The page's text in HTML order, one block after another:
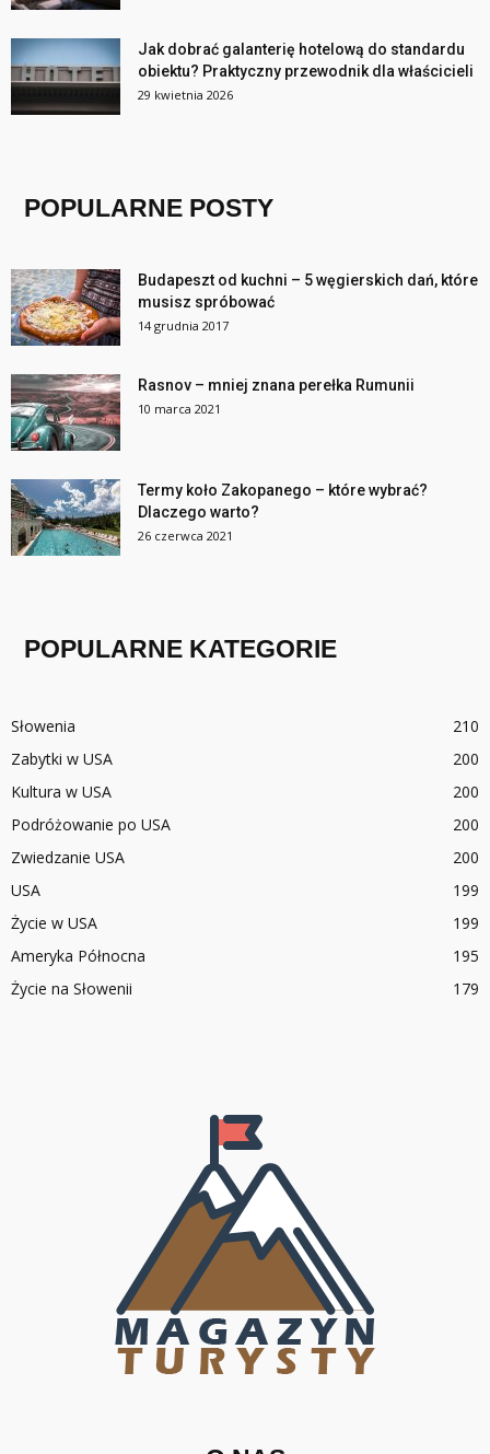
Jak dobrać galanterię hotelową do standardu
obiektu? Praktyczny przewodnik dla właścicieli
29 kwietnia 2026
POPULARNE POSTY
Budapeszt od kuchni – 5 węgierskich dań, które
musisz spróbować
14 grudnia 2017
Rasnov – mniej znana perełka Rumunii
10 marca 2021
Termy koło Zakopanego – które wybrać?
Dlaczego warto?
26 czerwca 2021
POPULARNE KATEGORIE
Słowenia
210
Zabytki w USA
200
Kultura w USA
200
Podróżowanie po USA
200
Zwiedzanie USA
200
USA
199
Życie w USA
199
Ameryka Północna
195
Życie na Słowenii
179